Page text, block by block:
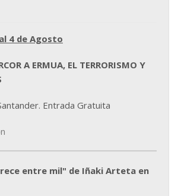
4 de Agosto
A ERMUA, EL TERRORISMO Y
Entrada Gratuita
entre mil" de Iñaki Arteta en